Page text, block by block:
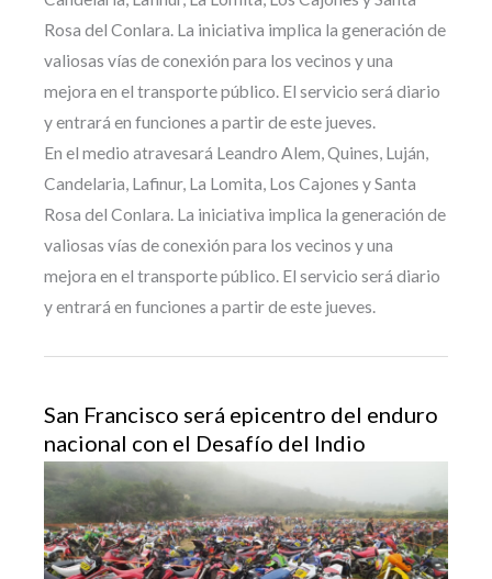
Rosa del Conlara. La iniciativa implica la generación de
valiosas vías de conexión para los vecinos y una
mejora en el transporte público. El servicio será diario
y entrará en funciones a partir de este jueves.
En el medio atravesará Leandro Alem, Quines, Luján,
Candelaria, Lafinur, La Lomita, Los Cajones y Santa
Rosa del Conlara. La iniciativa implica la generación de
valiosas vías de conexión para los vecinos y una
mejora en el transporte público. El servicio será diario
y entrará en funciones a partir de este jueves.
San Francisco será epicentro del enduro
nacional con el Desafío del Indio